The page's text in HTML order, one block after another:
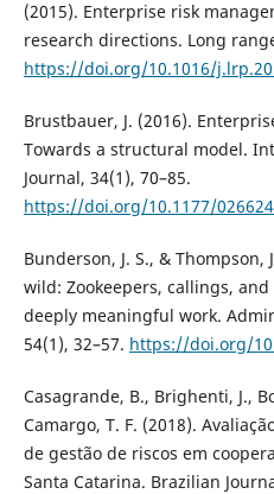
(2015). Enterprise risk
research directions. Long
https://doi.org/10.1016/
Brustbauer, J. (2016).
Towards a structural model.
Journal, 34(1), 70–85.
https://doi.org/10.1177/
Bunderson, J. S., & Thompson,
wild: Zookeepers, callings,
deeply meaningful work.
54(1), 32–57. https://doi.org/
Casagrande, B., Brighenti, J.,
Camargo, T. F. (2018).
de gestão de riscos em
Santa Catarina. Brazilian